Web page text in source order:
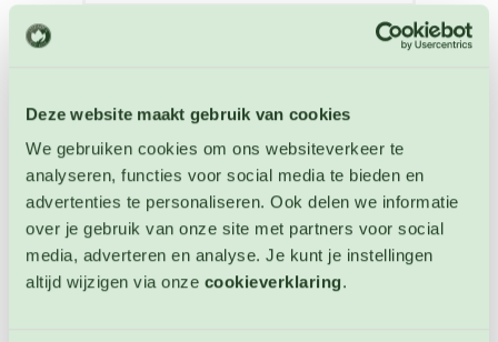
Deze website maakt gebruik van cookies
We gebruiken cookies om ons websiteverkeer te
analyseren, functies voor social media te bieden en
advertenties te personaliseren. Ook delen we informatie
over je gebruik van onze site met partners voor social
media, adverteren en analyse. Je kunt je instellingen
altijd wijzigen via onze cookieverklaring.